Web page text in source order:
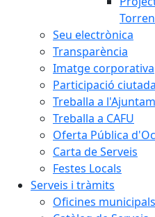
Seu electrònica
Transparència
Imatge corporativa
Participació
Treballa a
Treballa a CAFU
Oferta Pública
Carta de Serveis
Festes Locals
Serveis i tràmits
Oficines municipals